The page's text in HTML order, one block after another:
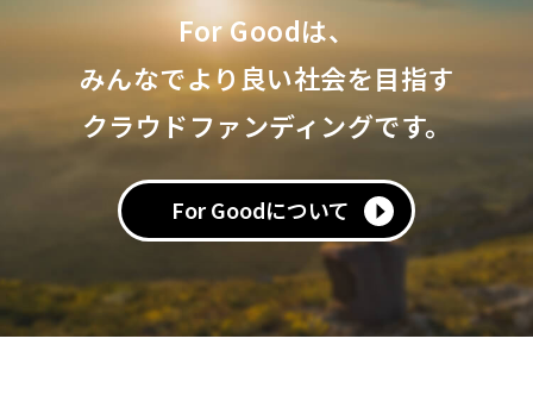
For Goodは、
みんなでより良い社会を目指す
クラウドファンディングです。
For Goodについて